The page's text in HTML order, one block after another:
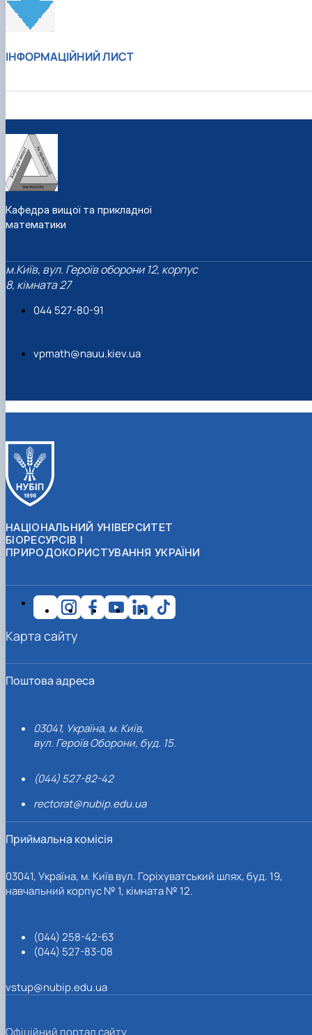
ІНФОРМАЦІЙНИЙ ЛИСТ
Кафедра вищої та прикладної
математики
м.Київ, вул. Героїв оборони 12, корпус
8, кімната 27
044 527-80-91
vpmath@nauu.kiev.ua
НАЦІОНАЛЬНИЙ УНІВЕРСИТЕТ
БІОРЕСУРСІВ І
ПРИРОДОКОРИСТУВАННЯ УКРАЇНИ
Поштова адреса
03041, Україна, м. Київ,
вул. Героїв Оборони, буд. 15.
(044) 527-82-42
rectorat@nubip.edu.ua
Приймальна комісія
03041, Україна, м. Київ вул. Горіхуватський шлях, буд. 19,
навчальний корпус № 1, кімната № 12.
(044) 258-42-63
(044) 527-83-08
vstup@nubip.edu.ua
Карта сайту
Офіційний портал сайту